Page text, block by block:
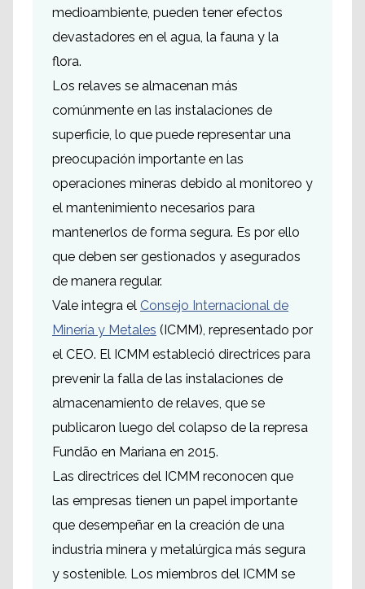
medioambiente, pueden tener efectos
devastadores en el agua, la fauna y la
flora.
Los relaves se almacenan más
comúnmente en las instalaciones de
superficie, lo que puede representar una
preocupación importante en las
operaciones mineras debido al monitoreo y
el mantenimiento necesarios para
mantenerlos de forma segura. Es por ello
que deben ser gestionados y asegurados
de manera regular.
Vale integra el Consejo Internacional de
Minería y Metales (ICMM), representado por
el CEO. El ICMM estableció directrices para
prevenir la falla de las instalaciones de
almacenamiento de relaves, que se
publicaron luego del colapso de la represa
Fundão en Mariana en 2015.
Las directrices del ICMM reconocen que
las empresas tienen un papel importante
que desempeñar en la creación de una
industria minera y metalúrgica más segura
y sostenible. Los miembros del ICMM se